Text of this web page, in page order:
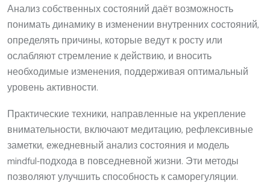
Анализ собственных состояний даёт возможность
понимать динамику в изменении внутренних состояний,
определять причины, которые ведут к росту или
ослабляют стремление к действию, и вносить
необходимые изменения, поддерживая оптимальный
уровень активности.
Практические техники, направленные на укрепление
внимательности, включают медитацию, рефлексивные
заметки, ежедневный анализ состояния и модель
mindful-подхода в повседневной жизни. Эти методы
позволяют улучшить способность к саморегуляции.